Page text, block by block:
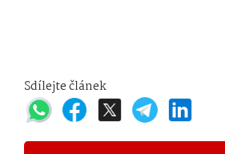
Sdílejte článek